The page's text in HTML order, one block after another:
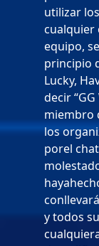
utilizar los
cualquier
equipo,
principio
Lucky,
decir
miembro
los
porel
y todos